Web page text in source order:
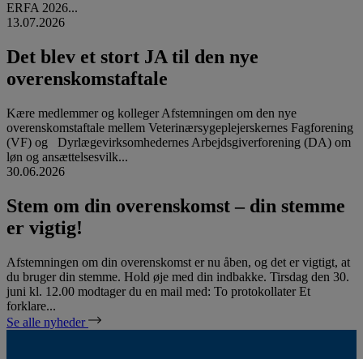
ERFA 2026...
13.07.2026
Det blev et stort JA til den nye
overenskomstaftale
Kære medlemmer og kolleger Afstemningen om den nye
overenskomstaftale mellem Veterinærsygeplejerskernes Fagforening
(VF) og Dyrlægevirksomhedernes Arbejdsgiverforening (DA) om
løn og ansættelsesvilk...
30.06.2026
Stem om din overenskomst – din stemme
er vigtig!
Afstemningen om din overenskomst er nu åben, og det er vigtigt, at
du bruger din stemme. Hold øje med din indbakke. Tirsdag den 30.
juni kl. 12.00 modtager du en mail med: To protokollater Et
forklare...
Se alle nyheder